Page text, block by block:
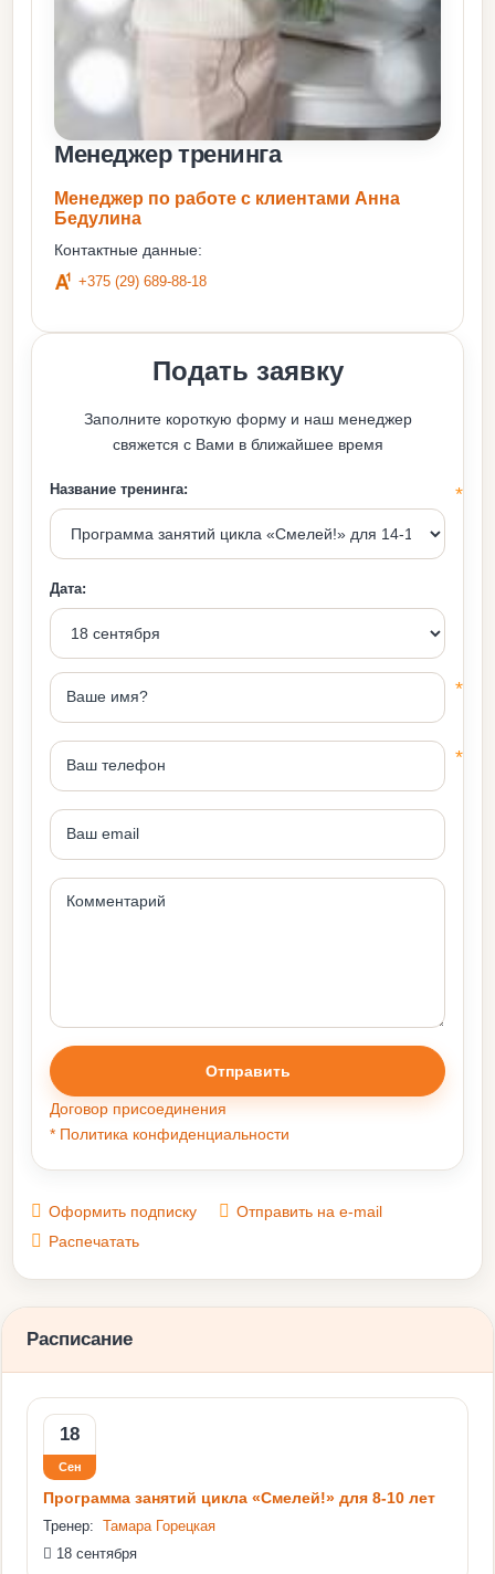
Mенеджер тренинга
Менеджер по работе с клиентами Анна
Бедулина
Контактные данные:
+375 (29) 689-88-18
Подать заявку
Заполните короткую форму и наш менеджер
свяжется с Вами в ближайшее время
Название тренинга:
Дата:
Отправить
Договор присоединения
* Политика конфиденциальности
Оформить подписку
Отправить на e-mail
Распечатать
Расписание
18
Сен
Программа занятий цикла «Смелей!» для 8-10 лет
Тренер: Тамара Горецкая
18 сентября